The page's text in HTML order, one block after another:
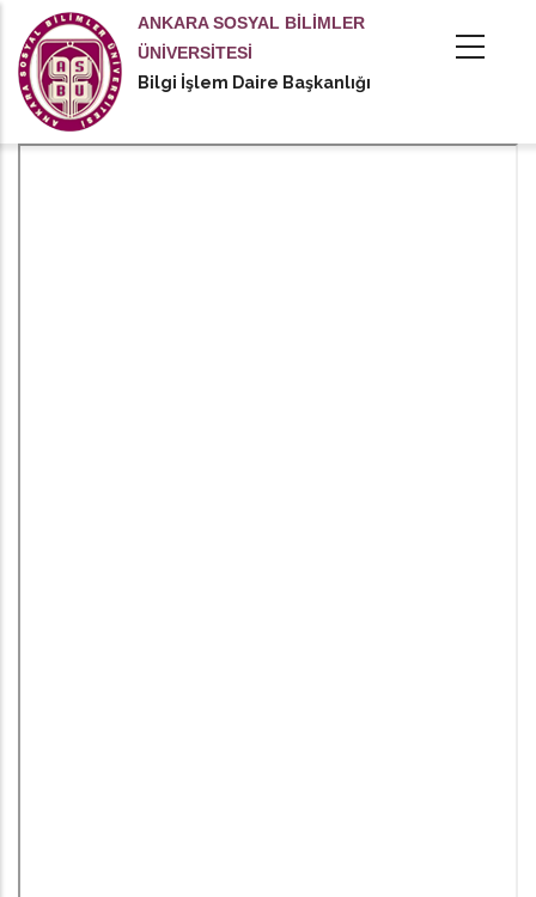
içeriğe
atla
ANKARA SOSYAL BİLİMLER
ÜNİVERSİTESİ
Bilgi İşlem Daire Başkanlığı
actions